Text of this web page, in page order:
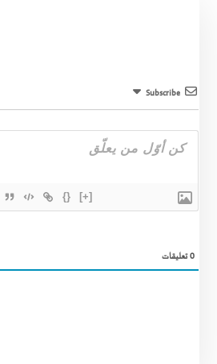
Subscribe
{} [+]
0تعليقات